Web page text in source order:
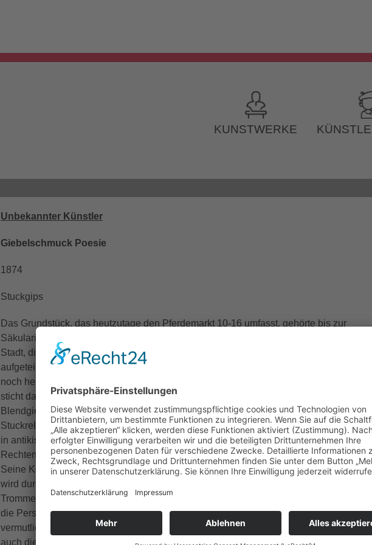
KUNSTWERKE
Unbekannter Künstler
Giebelschmuck Poesie
1874
Stuckgips
Das Grundstück, das heutzutage den Pferdemarkt 10-16 umfasst, gehörte bis zur
Säkularisation im Jahr 1804 zur bischöflichen Kurie. Es fiel danach in den Besitz der
Stadt, die es 1824 wieder veräußerte. Das Gelände wurde 1872 in vier Parzellen
aufgeteilt und mit Häusern der Gründerzeit bebaut, deren historisierende Fassaden
noch heute das Straßenbild des unteren Pferdemarktes prägen. In diesem Ensemble
sticht das Haus Nr. 14 durch seinen Bauschmuck besonders hervor. Im geschweiften
Blendgiebel befindet sich in einer fast quadratischen Mauernische ein rundes
Stuckrelief mit einer schwer zu deutenden Darstellung: Der Relieftondo zeigt eine Frau
in antikisierendem Gewand. Sie hält eine Tafel in ihrer Linken während sie mit der
Rechten auf einen Putto deutet, der einen Kandelaber über seiner Schulter trägt.
Seine Körperhaltung verrät, dass er die Frau mit sich ziehen will. Diese Bewegung
wird durch den zweiten Putto zu ihrer Linken unterstützt. Er trägt eine Lyra und eine
Trommel bei sich und drängt freudig in dieselbe Richtung. Beide Begleiter ergänzen
die Personifikation um wichtige Attribute und machen sie dadurch identifizierbar: Es ist
vermutlich eine Allegorie der Poesie, deren Attribut nicht nur die Schrifttafel, sondern
auch die Lyra ist. Der Putto mit dem Kandelaber steht für die Inspiration, die die Poesie